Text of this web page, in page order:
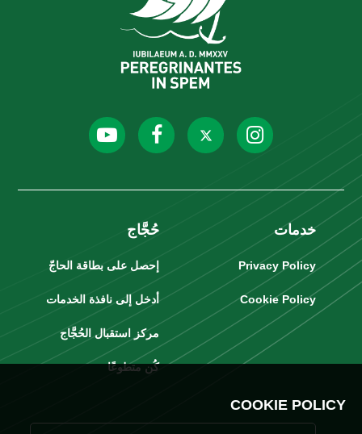
خدمات
Privacy Policy
Cookie Policy
حُجَّاج
إحصل على بطاقة الحاجّ
أدخل إلى نافذة الخدمات
مركز استقبال الحُجَّاج
كُن متطوعًا
COOKIE POLICY